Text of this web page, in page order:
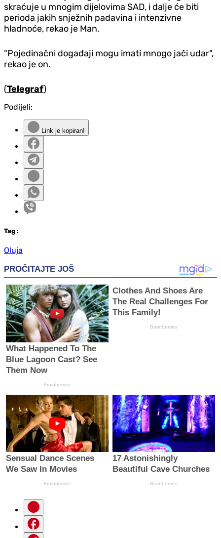
skraćuje u mnogim dijelovima SAD, i dalje će biti
perioda jakih snježnih padavina i intenzivne
hladnoće, rekao je Man.
"Pojedinačni događaji mogu imati mnogo jači udar",
rekao je on.
(Telegraf)
Podijeli:
Link je kopiran!
Tag :
Oluja